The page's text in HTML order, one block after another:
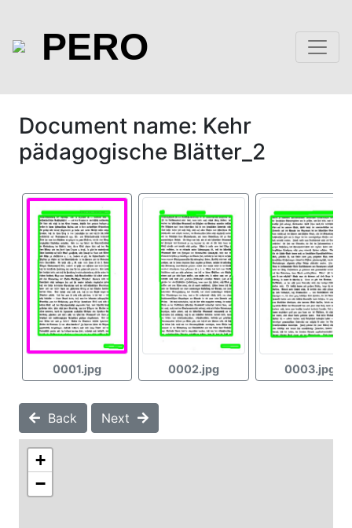
PERO
Document name: Kehr
pädagogische Blätter_2
0001.jpg 0002.jpg 0003.jpg
Back Next
+
−